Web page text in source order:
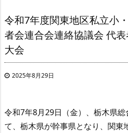
令和7年度関東地区私立小
者会連合会連絡協議会 代
大会
2025年8月29日
令和7年8月29日（金）、栃木県
て、栃木県が幹事県となり、関東